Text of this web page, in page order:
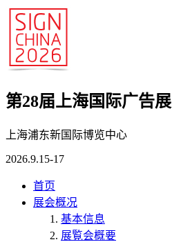
第28届上海国际广告展
上海浦东新国际博览中心
2026.9.15-17
首页
展会概况
基本信息
展覧会概要